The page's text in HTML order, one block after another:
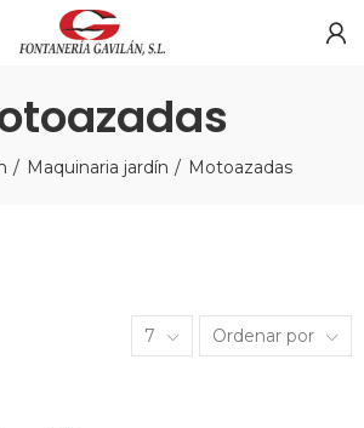
Maquinaria jardín Motoazadas
7 Ordenar por